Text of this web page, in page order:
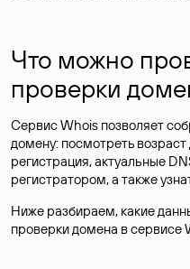
Что можно
проверки
Сервис Whois позволяет
домену: посмотреть
регистрация, актуальные
регистратором, а также
Ниже разбираем, какие
проверки домена в сервисе